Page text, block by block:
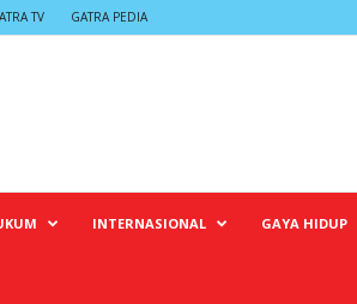
TV GATRA PEDIA
INTERNASIONAL GAYA HIDUP